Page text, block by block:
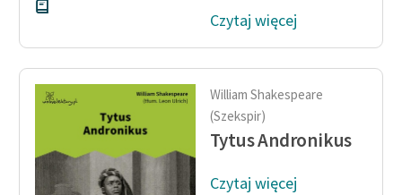
uczniów z
Feministyczne inspiracje.
Popularyzacja
skandynawskiej literatury
feministycznej
Ręce pełne poezji
Czytaj więcej
William Shakespeare
(Szekspir)
Tytus Andronikus
Czytaj więcej